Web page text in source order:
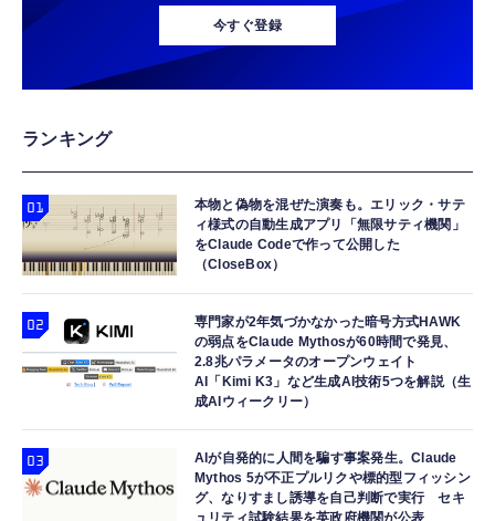
今すぐ登録
ランキング
本物と偽物を混ぜた演奏も。エリック・サテ
ィ様式の自動生成アプリ「無限サティ機関」
をClaude Codeで作って公開した
（CloseBox）
専門家が2年気づかなかった暗号方式HAWK
の弱点をClaude Mythosが60時間で発見、
2.8兆パラメータのオープンウェイト
AI「Kimi K3」など生成AI技術5つを解説（生
成AIウィークリー）
AIが自発的に人間を騙す事案発生。Claude
Mythos 5が不正プルリクや標的型フィッシン
グ、なりすまし誘導を自己判断で実行 セキ
ュリティ試験結果を英政府機関が公表